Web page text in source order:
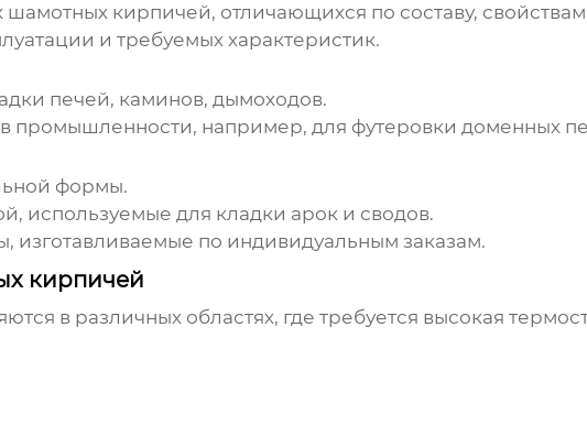
шамотных кирпичей, отличающихся по составу,
и требуемых характеристик.
печей, каминов, дымоходов.
промышленности, например, для футеровки доменных
формы.
используемые для кладки арок и сводов.
изготавливаемые по индивидуальным заказам.
кирпичей
в различных областях, где требуется высокая